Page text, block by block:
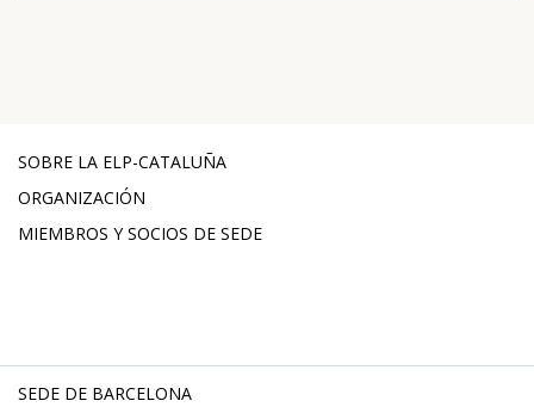
SOBRE LA ELP-CATALUÑA
ORGANIZACIÓN
MIEMBROS Y SOCIOS DE SEDE
SEDE DE BARCELONA